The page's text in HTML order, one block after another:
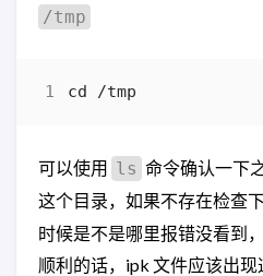
/tmp
可以使用 ls 命令确认一下
这个目录，如果不存在检查
时候是不是哪里报错没看到
顺利的话，ipk 文件应该出